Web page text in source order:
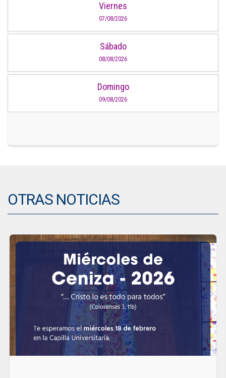
Viernes
07/08/2026
Sábado
08/08/2026
Domingo
09/08/2026
OTRAS NOTICIAS